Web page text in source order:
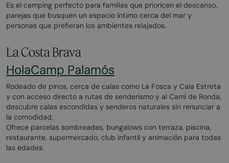
Es el camping perfecto para familias que prioricen el descanso,
parejas que busquen un espacio íntimo cerca del mar y
personas que prefieran los ambientes relajados.
La Costa Brava
HolaCamp Palamós
Rodeado de pinos, cerca de calas como La Fosca y Cala Estreta
y con acceso directo a rutas de senderismo y al Camí de Ronda,
descubre calas escondidas y senderos naturales sin renunciar a
la comodidad.
Ofrece parcelas sombreadas, bungalows con terraza, piscina,
restaurante, supermercado, club infantil y animación para todas
las edades.